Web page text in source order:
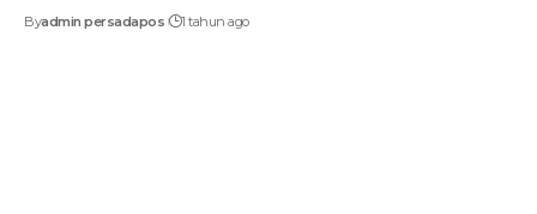
Byadmin persadapos 1 tahun ago